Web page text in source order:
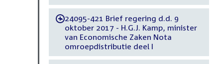
-24095-421 Brief regering d.d. 9
oktober 2017 - H.G.J. Kamp, minister
van Economische Zaken Nota
omroepdistributie deel I